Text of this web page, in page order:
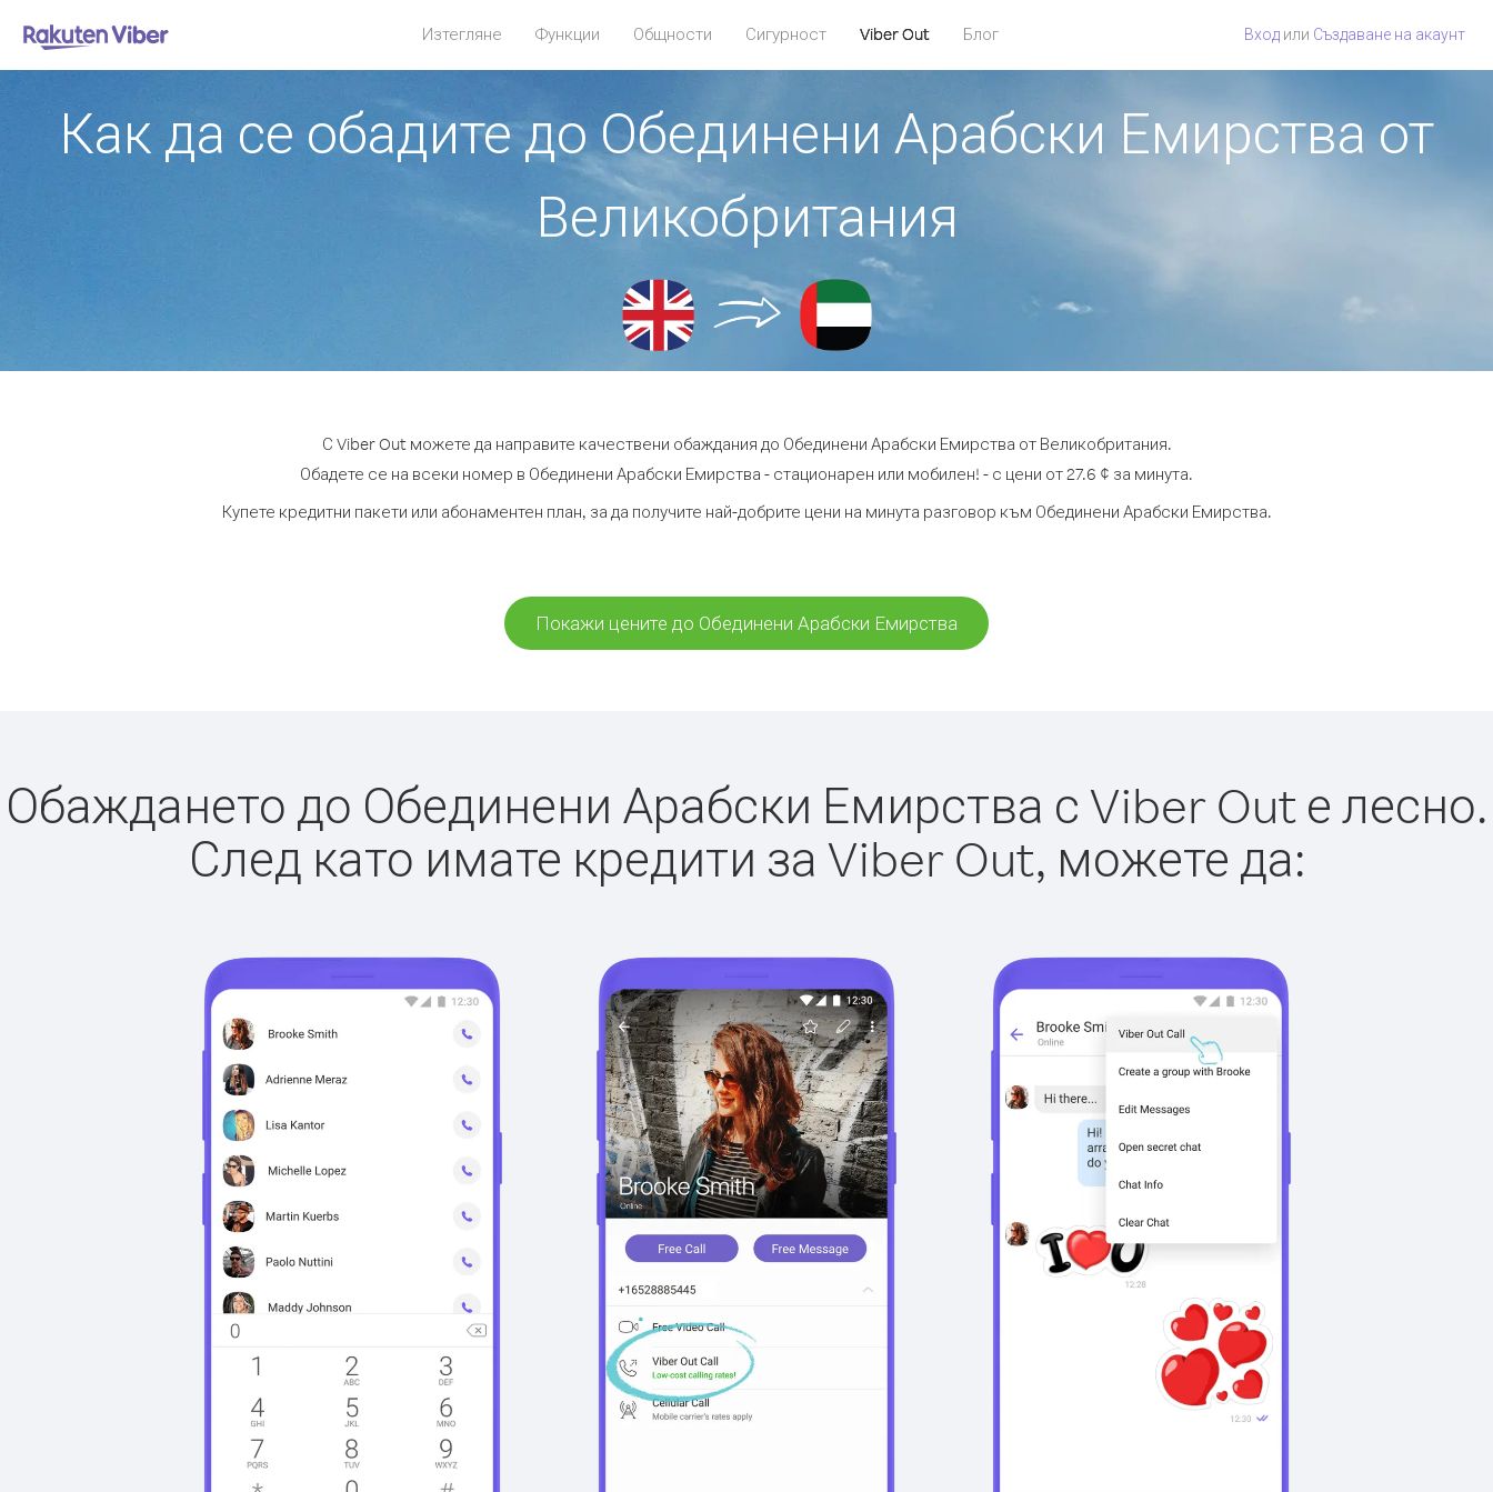
Изтегляне Функции Общности Сигурност Viber Out Блог Вход или Създаване на акаунт
Как да се обадите до Обединени Арабски Емирства от
Великобритания
С Viber Out можете да направите качествени обаждания до Обединени Арабски Емирства от Великобритания.
Обадете се на всеки номер в Обединени Арабски Емирства - стационарен или мобилен! - с цени от 27.6 ¢ за минута.
Купете кредитни пакети или абонаментен план, за да получите най-добрите цени на минута разговор към Обединени Арабски Емирства.
Покажи цените до Обединени Арабски Емирства
Обаждането до Обединени Арабски Емирства с Viber Out е лесно.
След като имате кредити за Viber Out, можете да: